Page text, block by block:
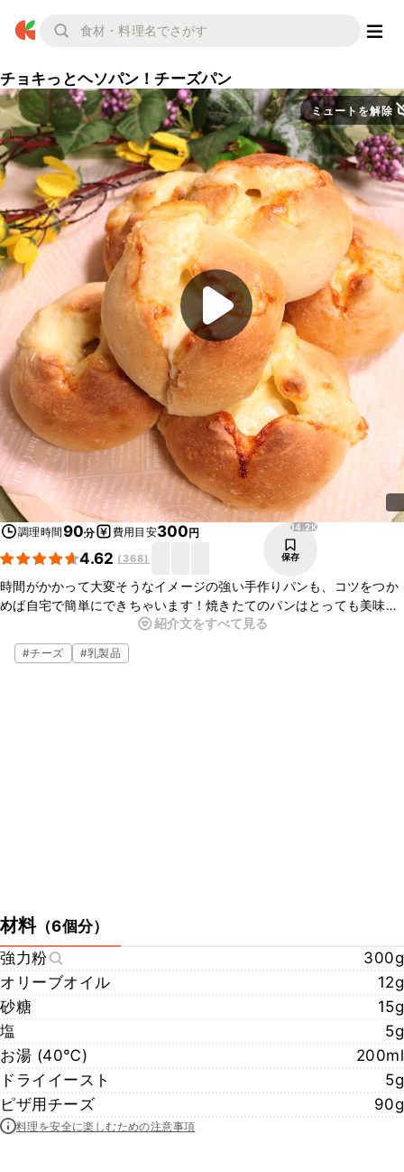
チョキっとヘソパン！チーズパン
ミュートを解除
調理時間90分 費用目安300円
4.62 ( 368)
14.2K
保存
時間がかかって大変そうなイメージの強い手作りパンも、コツをつか
めば自宅で簡単にできちゃいます！焼きたてのパンはとっても美味し
いですよ！チーズの量や種類はお好みで調整してアレンジしてくださ
いね。チーズたっぷりのヘソパン！ぜひお試しください。
紹介文をすべて見る
#チーズ #乳製品
材料（6個分）
強力粉
300g
オリーブオイル
12g
砂糖
15g
塩
5g
お湯 (40℃)
200ml
ドライイースト
5g
ピザ用チーズ
90g
料理を安全に楽しむための注意事項